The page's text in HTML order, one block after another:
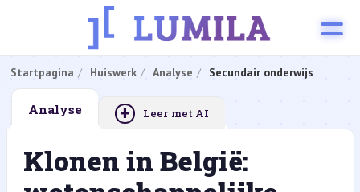
Startpagina Huiswerk Analyse Secundair onderwijs
Analyse + Leer met AI
Klonen in België: